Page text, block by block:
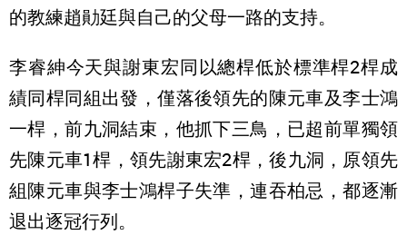
的教練趙勛廷與自己的父母一路的支持。
李睿紳今天與謝東宏同以總桿低於標準桿2桿成
績同桿同組出發，僅落後領先的陳元車及李士鴻
一桿，前九洞結束，他抓下三鳥，已超前單獨領
先陳元車1桿，領先謝東宏2桿，後九洞，原領先
組陳元車與李士鴻桿子失準，連吞柏忌，都逐漸
退出逐冠行列。